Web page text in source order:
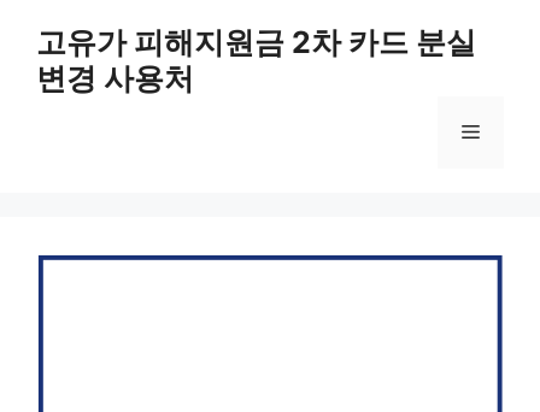
고유가 피해지원금 2차 카드 분실
변경 사용처
메